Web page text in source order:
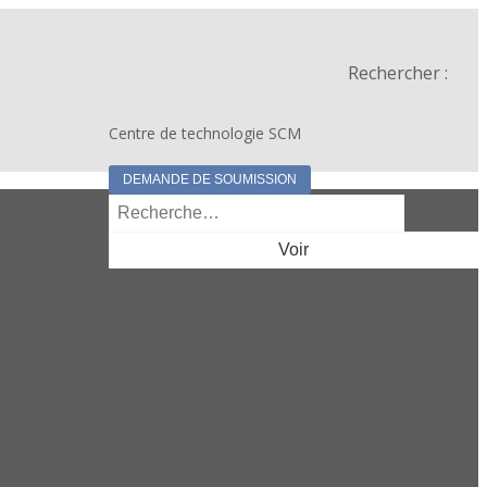
Centre de technologie SCM
DEMANDE DE SOUMISSION
Rechercher :